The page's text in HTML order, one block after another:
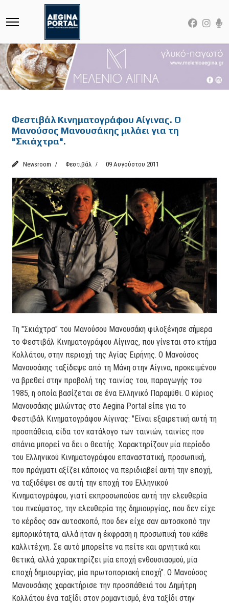
Φεστιβάλ Κινηματογράφου Αίγινας. Ο
Μανούσος Μανουσάκης μιλάει για τη
"Σκιάχτρα".
Newsroom Φεστιβάλ 09 Αυγούστου 2011
Τη "Σκιάχτρα" του Μανούσου Μανουσάκη φιλοξένησε σήμερα
το Φεστιβάλ Κινηματογράφου Αίγινας, που γίνεται στο κτήμα
Κολλάτου, στην περιοχή της Αγίας Ειρήνης. Ο Μανούσος
Μανουσάκης ταξίδεψε από τη Μάνη στην Αίγινα, προκειμένου
να βρεθεί στην προβολή της ταινίας του, παραγωγής του
1985, η οποία βασίζεται σε ένα Ελληνικό Παραμύθι. Ο κύριος
Μανουσάκης μιλώντας στο Aegina Portal είπε για το
Φεστιβάλ Κινηματογράφου Αίγινας: "Είναι εξαιρετική αυτή τη
προσπάθεια, είδα τον κατάλογο των ταινιών, ταινίες που
σπάνια μπορεί να δει ο θεατής. Χαρακτηρίζουν μία περίοδο
του Ελληνικού Κινηματογράφου επαναστατική, προσωπική,
που πράγματι αξίζει κάποιος να περιδιαβεί αυτή την εποχή,
να ταξιδέψει σε αυτή την εποχή του Ελληνικού
Κινηματογράφου, γιατί εκπροσωπούσε αυτή την ελευθερία
του πνεύματος, την ελευθερία της δημιουργίας, που δεν είχε
το κέρδος σαν αυτοσκοπό, που δεν είχε σαν αυτοσκοπό την
εμπορικότητα, αλλά ήταν η έκφραση η προσωπική του κάθε
καλλιτέχνη. Σε αυτό μπορείτε να πείτε και αρνητικά και
θετικά, αλλά χαρακτηρίζει μία εποχή ενθουσιασμού, μία
εποχή δημιουργίας, μία πρωτοποριακή εποχή". Ο Μανούσος
Μανουσάκης χαρακτήρισε την προσπάθειά του Δημήτρη
Κολλάτου ένα ταξίδι στον ρομαντισμό, ένα ταξίδι στην